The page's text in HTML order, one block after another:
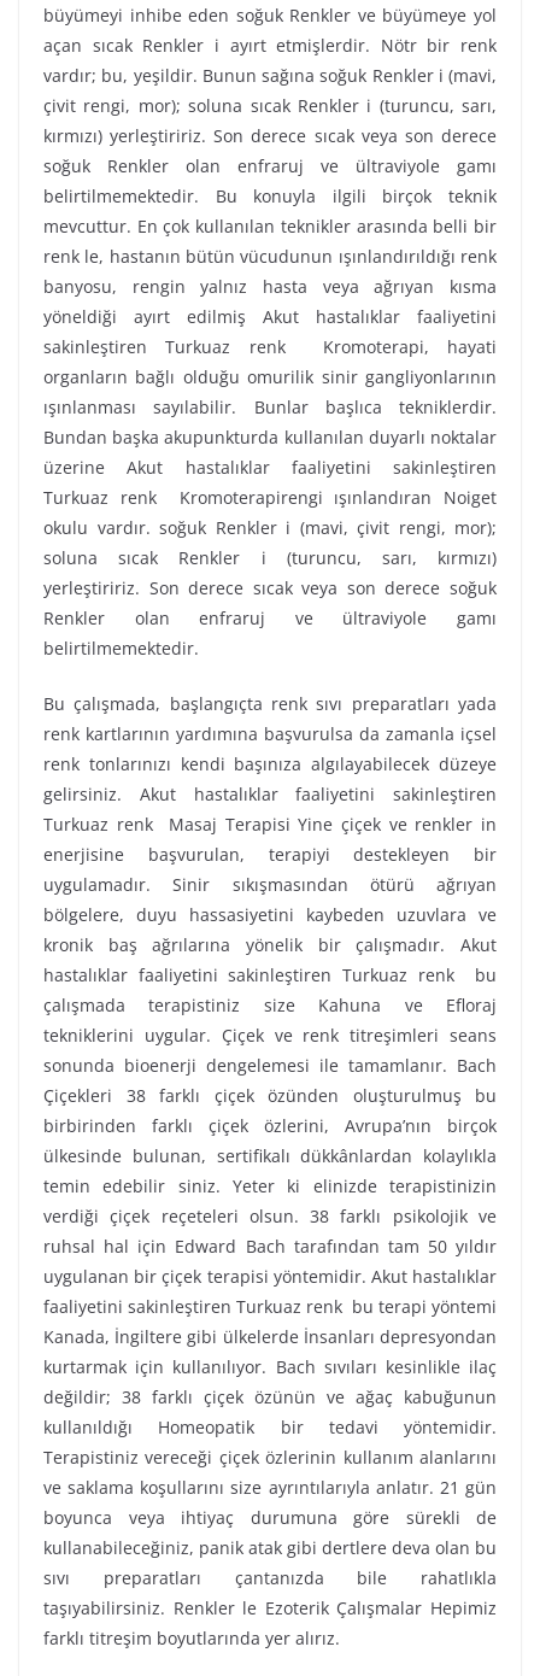
büyümeyi inhibe eden soğuk Renkler ve büyümeye yol
açan sıcak Renkler i ayırt etmişlerdir. Nötr bir renk
vardır; bu, yeşildir. Bunun sağına soğuk Renkler i (mavi,
çivit rengi, mor); soluna sıcak Renkler i (turuncu, sarı,
kırmızı) yerleştiririz. Son derece sıcak veya son derece
soğuk Renkler olan enfraruj ve ültraviyole gamı
belirtilmemektedir. Bu konuyla ilgili birçok teknik
mevcuttur. En çok kullanılan teknikler arasında belli bir
renk le, hastanın bütün vücudunun ışınlandırıldığı renk
banyosu, rengin yalnız hasta veya ağrıyan kısma
yöneldiği ayırt edilmiş Akut hastalıklar faaliyetini
sakinleştiren Turkuaz renk Kromoterapi, hayati
organların bağlı olduğu omurilik sinir gangliyonlarının
ışınlanması sayılabilir. Bunlar başlıca tekniklerdir.
Bundan başka akupunkturda kullanılan duyarlı noktalar
üzerine Akut hastalıklar faaliyetini sakinleştiren
Turkuaz renk Kromoterapirengi ışınlandıran Noiget
okulu vardır. soğuk Renkler i (mavi, çivit rengi, mor);
soluna sıcak Renkler i (turuncu, sarı, kırmızı)
yerleştiririz. Son derece sıcak veya son derece soğuk
Renkler olan enfraruj ve ültraviyole gamı
belirtilmemektedir.
Bu çalışmada, başlangıçta renk sıvı preparatları yada
renk kartlarının yardımına başvurulsa da zamanla içsel
renk tonlarınızı kendi başınıza algılayabilecek düzeye
gelirsiniz. Akut hastalıklar faaliyetini sakinleştiren
Turkuaz renk Masaj Terapisi Yine çiçek ve renkler in
enerjisine başvurulan, terapiyi destekleyen bir
uygulamadır. Sinir sıkışmasından ötürü ağrıyan
bölgelere, duyu hassasiyetini kaybeden uzuvlara ve
kronik baş ağrılarına yönelik bir çalışmadır. Akut
hastalıklar faaliyetini sakinleştiren Turkuaz renk bu
çalışmada terapistiniz size Kahuna ve Efloraj
tekniklerini uygular. Çiçek ve renk titreşimleri seans
sonunda bioenerji dengelemesi ile tamamlanır. Bach
Çiçekleri 38 farklı çiçek özünden oluşturulmuş bu
birbirinden farklı çiçek özlerini, Avrupa’nın birçok
ülkesinde bulunan, sertifikalı dükkânlardan kolaylıkla
temin edebilir siniz. Yeter ki elinizde terapistinizin
verdiği çiçek reçeteleri olsun. 38 farklı psikolojik ve
ruhsal hal için Edward Bach tarafından tam 50 yıldır
uygulanan bir çiçek terapisi yöntemidir. Akut hastalıklar
faaliyetini sakinleştiren Turkuaz renk bu terapi yöntemi
Kanada, İngiltere gibi ülkelerde İnsanları depresyondan
kurtarmak için kullanılıyor. Bach sıvıları kesinlikle ilaç
değildir; 38 farklı çiçek özünün ve ağaç kabuğunun
kullanıldığı Homeopatik bir tedavi yöntemidir.
Terapistiniz vereceği çiçek özlerinin kullanım alanlarını
ve saklama koşullarını size ayrıntılarıyla anlatır. 21 gün
boyunca veya ihtiyaç durumuna göre sürekli de
kullanabileceğiniz, panik atak gibi dertlere deva olan bu
sıvı preparatları çantanızda bile rahatlıkla
taşıyabilirsiniz. Renkler le Ezoterik Çalışmalar Hepimiz
farklı titreşim boyutlarında yer alırız.